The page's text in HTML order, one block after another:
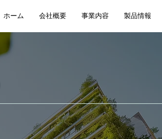
ホーム 会社概要 事業内容 製品情報